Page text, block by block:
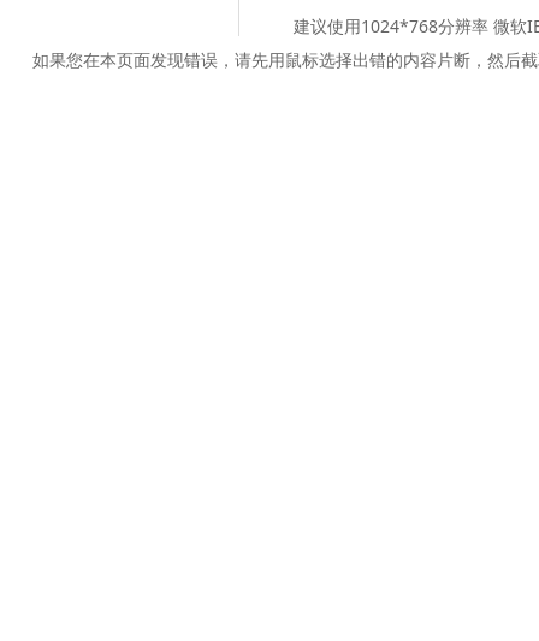
建议使用1024*768分辨率 微软
如果您在本页面发现错误，请先用鼠标选择出错的内容片断，然后